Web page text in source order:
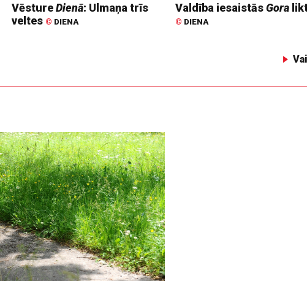
VēstureDienā: Ulmaņa trīs
veltes © DIENA
Valdība iesaistāsGora
© DIENA